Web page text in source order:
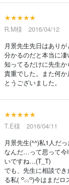
★★★★★
R.M様 2016/04/12
月景先生先日はあり
分かるのだと本当に凄
知ってるだけに先生
貴重でした。また何
とうございました。
★★★★★
T.E様 2016/04/11
月景先生(^^)私1人だ
なんだ…って思って今
いですね…(T_T)
でも、先生に相談で
る私( ꒪⌓꒪)今はまだ